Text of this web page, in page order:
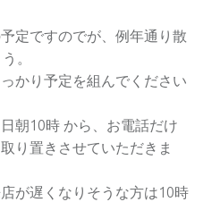
定ですのでが、例年通り散
。
かり予定を組んでください
朝10時 から、お電話だけ
り置きさせていただきま
が遅くなりそうな方は10時